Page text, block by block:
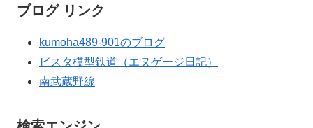
ブログ リンク
kumoha489-901のブログ
ビスタ模型鉄道（エヌゲージ日記）
南武蔵野線